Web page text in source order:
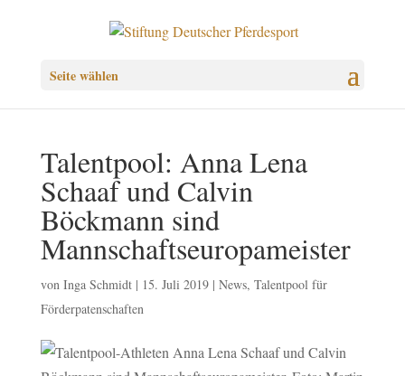
Seite wählen
Talentpool: Anna Lena
Schaaf und Calvin
Böckmann sind
Mannschaftseuropameister
von Inga Schmidt| 15. Juli 2019| News, Talentpool für
Förderpatenschaften